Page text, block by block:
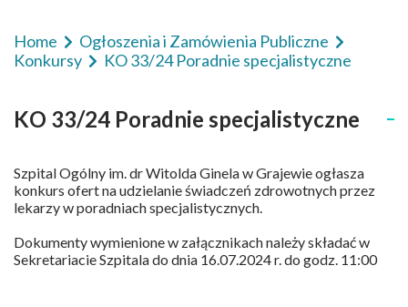
Home
Ogłoszenia i Zamówienia Publiczne
Konkursy
KO 33/24 Poradnie specjalistyczne
KO 33/24 Poradnie specjalistyczne
Szpital Ogólny im. dr Witolda Ginela w Grajewie ogłasza
konkurs ofert na udzielanie świadczeń zdrowotnych przez
lekarzy w poradniach specjalistycznych.
Dokumenty wymienione w załącznikach należy składać w
Sekretariacie Szpitala do dnia 16.07.2024 r. do godz. 11:00